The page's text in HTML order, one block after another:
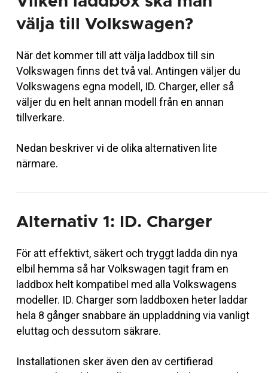
välja till Volkswagen?
När det kommer till att välja laddbox till sin
Volkswagen finns det två val. Antingen väljer du
Volkswagens egna modell, ID. Charger, eller så
väljer du en helt annan modell från en annan
tillverkare.
Nedan beskriver vi de olika alternativen lite
närmare.
Alternativ 1: ID. Charger
För att effektivt, säkert och tryggt ladda din nya
elbil hemma så har Volkswagen tagit fram en
laddbox helt kompatibel med alla Volkswagens
modeller. ID. Charger som laddboxen heter laddar
hela 8 gånger snabbare än uppladdning via vanligt
eluttag och dessutom säkrare.
Installationen sker även den av certifierad